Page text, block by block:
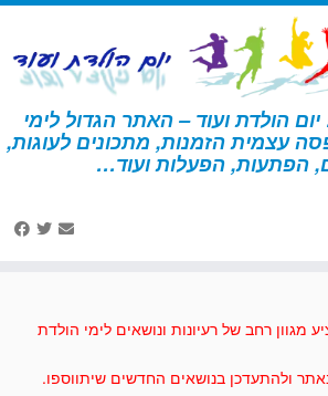
הולדת ועוד – האתר הגדול לימי
עצמית הזמנות, מתכונים לעוגות,
הפתעות, הפעלות ועוד…
» פעילות ומשחקים - בת הים הקטנה » חידון
– 2
מגוון רחב של רעיונות ונושאים לימי הולדת
ולהתעדכן בנושאים החדשים שיתווספו.